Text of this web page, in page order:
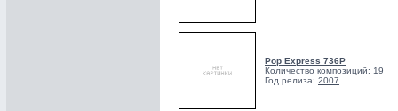
Pop Express 736P
Количество композиций: 19
Год релиза: 2007